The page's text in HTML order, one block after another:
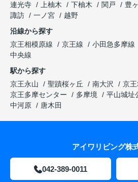
連光寺
上柚木 下柚木 関戸 豊
諏訪
一ノ宮
越野
沿線から探す
京王相模原線
京王線 小田急多摩線
中央線
駅から探す
京王永山
聖蹟桜ヶ丘 南大沢
京
京王多摩センター
多摩境 平山城址
中河原
唐木田
アイワリビング株
042-389-0011